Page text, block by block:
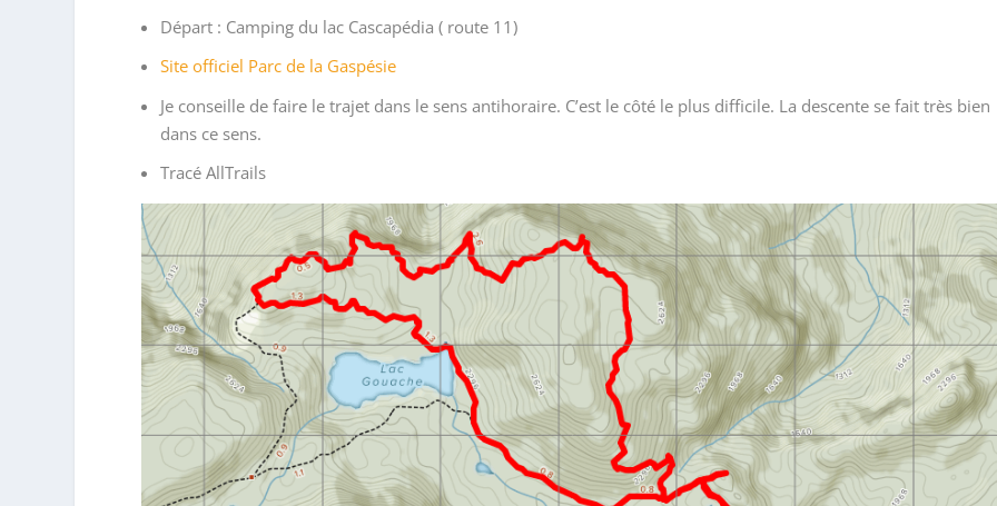
Départ : Camping du lac Cascapédia ( route 11)
Site officiel Parc de la Gaspésie
Je conseille de faire le trajet dans le sens antihoraire. C’est le côté le plus difficile. La descente se fait très bien
dans ce sens.
Tracé AllTrails